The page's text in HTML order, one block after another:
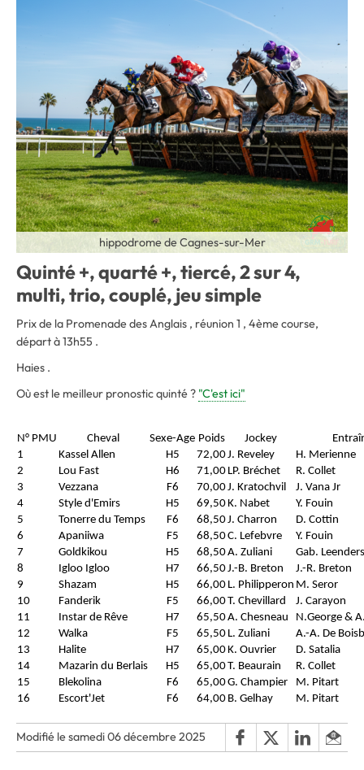
hippodrome de Cagnes-sur-Mer
Quinté +, quarté +, tiercé, 2 sur 4,
multi, trio, couplé, jeu simple
Prix de la Promenade des Anglais , réunion 1 , 4ème course,
départ à 13h55 .
Haies .
Où est le meilleur pronostic quinté ? "C'est ici"
N° PMU Cheval Sexe-Age Poids Jockey
1
Kassel Allen H5 72,00J. Reveley
H. Merienne
2
Lou Fast H6 71,00 LP. Bréchet
R. Collet
3
Vezzana F6 70,00J. Kratochvil
J. Vana Jr
4
Style d'Emirs H5 69,50K. Nabet
Y. Fouin
5
Tonerre du Temps F6 68,50J. Charron
D. Cottin
6
Apaniiwa F5 68,50C. Lefebvre
Y. Fouin
7
Goldkikou H5 68,50A. Zuliani
Gab. Leenders
8
Igloo Igloo H7 66,50J.-B. Breton
J.-R. Breton
9
Shazam H5 66,00 L. Philipperon M. Seror
10
Fanderik F5 66,00T. Chevillard
J. Carayon
11
Instar de Rêve H7 65,50A. Chesneau
N.George &
12
Walka F5 65,50 L. Zuliani
A.-A. De
13
Halite H7 65,00K. Ouvrier
D. Satalia
14
Mazarin du Berlais H5 65,00T. Beaurain
R. Collet
15
Blekolina F6 65,00G. Champier
M. Pitart
16
Escort'Jet F6 64,00 B. Gelhay M. Pitart
Modifié le samedi 06 décembre 2025